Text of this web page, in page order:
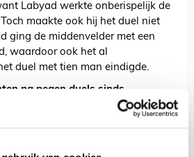
Labyad werkte onberispelijk de
maakte ook hij het duel niet
ging de middenvelder met een
waardoor ook het al
duel met tien man eindigde.
na negen duels sinds
komen de Ajacieden op 24
seizoen 2006/2007 (ook 24). De